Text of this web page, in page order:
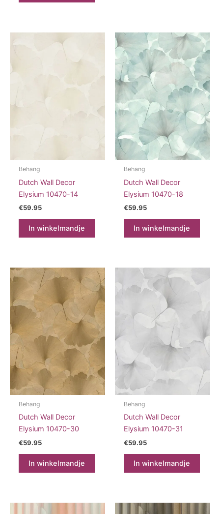
variaties.
gekozen
de
productpagina
Behang
Dutch Wall Decor
Elysium 10470-14
€59.95
In winkelmandje
Behang
Dutch Wall Decor
Elysium 10470-18
€59.95
In winkelmandje
Behang
Dutch Wall Decor
Elysium 10470-30
€59.95
In winkelmandje
Behang
Dutch Wall Decor
Elysium 10470-31
€59.95
In winkelmandje